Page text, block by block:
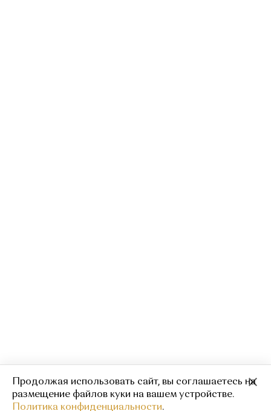
Брюки с золотой молнией 1 900 19 000
Продолжая использовать сайт, вы соглашаетесь на
размещение файлов куки на вашем устройстве.
Политика конфиденциальности.